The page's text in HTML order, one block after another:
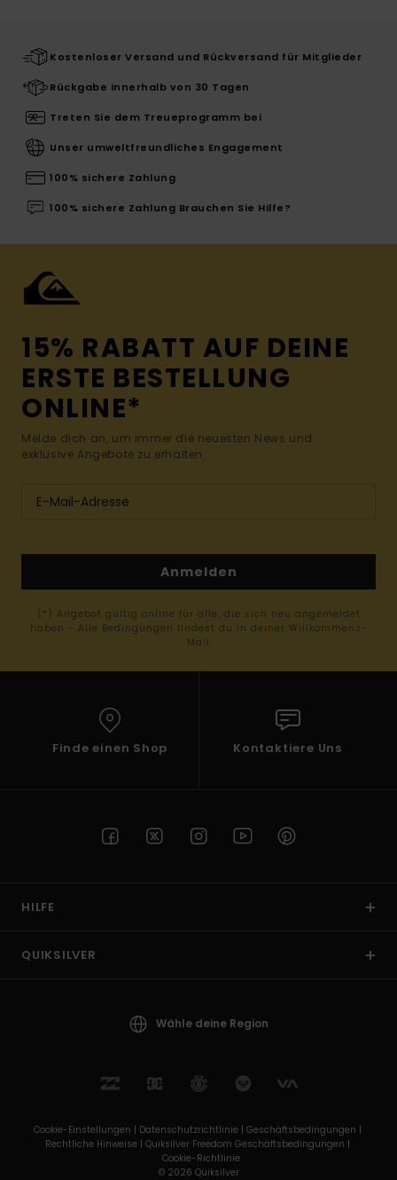
Kostenloser Versand und Rückversand für Mitglieder
Rückgabe innerhalb von 30 Tagen
Treten Sie dem Treueprogramm bei
Unser umweltfreundliches Engagement
100% sichere Zahlung
100% sichere Zahlung Brauchen Sie Hilfe?
15% RABATT AUF DEINE
ERSTE BESTELLUNG
ONLINE*
Melde dich an, um immer die neuesten News und
exklusive Angebote zu erhalten.
Anmelden
(*) Angebot gültig online für alle, die sich neu angemeldet
haben - Alle Bedingungen findest du in deiner Willkommens-
Mail
Finde einen Shop Kontaktiere Uns
HILFE
QUIKSILVER
Wähle deine Region
Cookie-Einstellungen | Datenschutzrichtlinie | Geschäftsbedingungen |
Rechtliche Hinweise | Quiksilver Freedom Geschäftsbedingungen |
Cookie-Richtlinie
© 2026 Quiksilver